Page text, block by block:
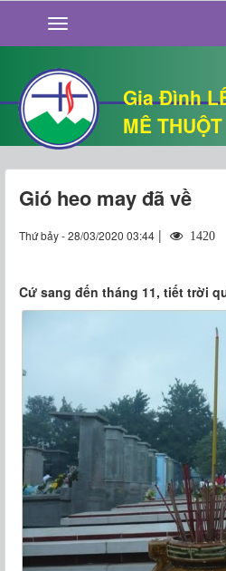
Gia Đình
MÊ THUỘT
GIỚI THIỆU
TIN TỨC
SỐNG ĐẠO
CHUYỆN NHÀ
QUÁN VĂN
THƯ GIÃN
Gió heo may đã về
Thứ bảy - 28/03/2020 03:44 | 1420
Cứ sang đến tháng 11, tiết trời